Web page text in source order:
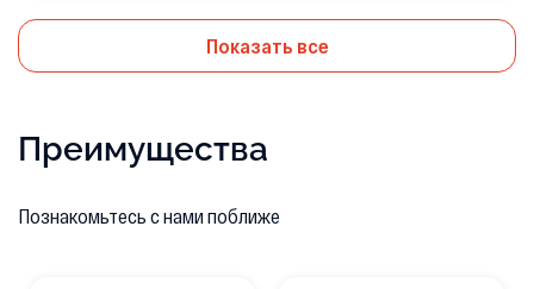
Показать все
Преимущества
Познакомьтесь с нами поближе